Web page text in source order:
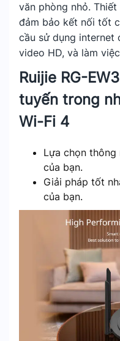
văn phòng nhỏ.
đảm bảo kết nối tốt
cầu sử dụng internet
video HD, và làm
Ruijie RG-
tuyến trong
Wi-Fi 4
Lựa chọn thông
của bạn.
Giải pháp tốt
của bạn.